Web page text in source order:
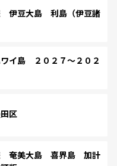
豆大島 利島（伊豆諸
イ島 ２０２７～２０２
区
奄美大島 喜界島 加計